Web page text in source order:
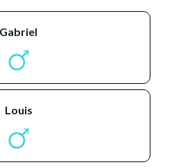
gabriel
louis